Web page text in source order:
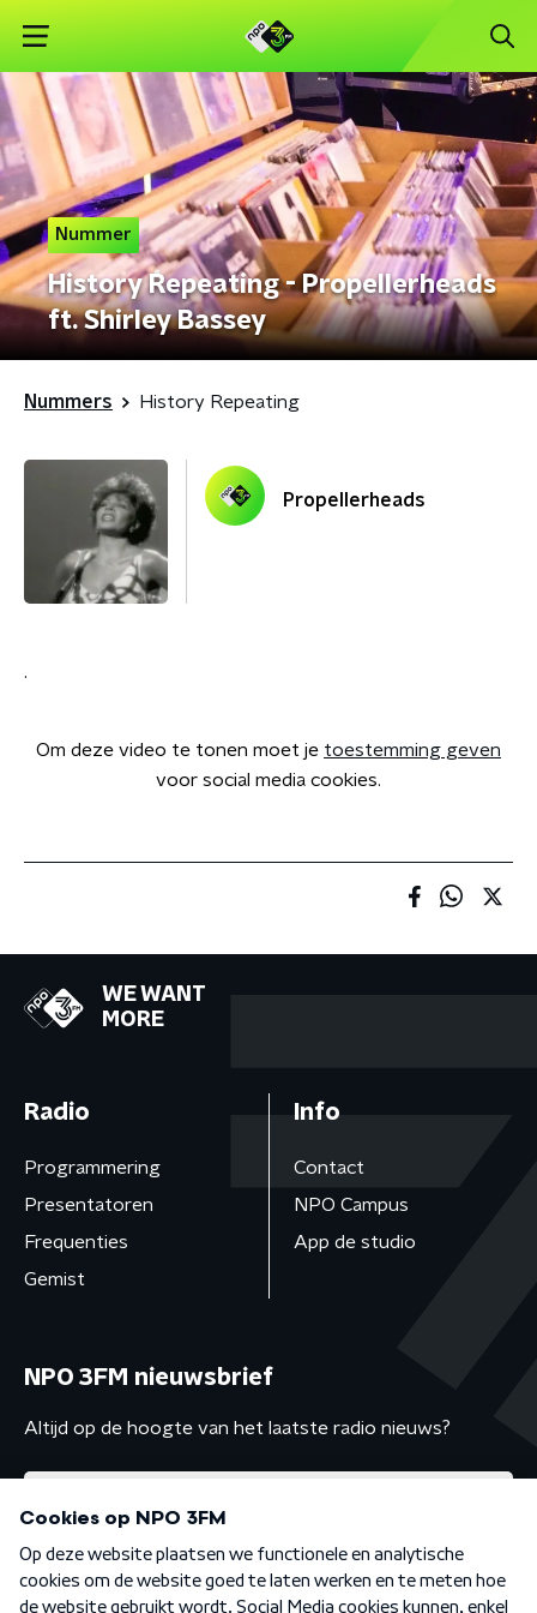
Nummer
History Repeating - Propellerheads
ft. Shirley Bassey
Nummers History Repeating
Propellerheads
.
Om deze video te tonen moet je toestemming geven
voor social media cookies.
WE WANT
MORE
Radio
Programmering
Presentatoren
Frequenties
Gemist
Info
Contact
NPO Campus
App de studio
NPO 3FM nieuwsbrief
Altijd op de hoogte van het laatste radio nieuws?